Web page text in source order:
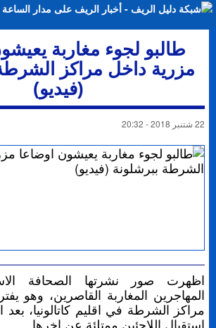
طالبو لجوء مغاربة
مزرية داخل مراكز
(فيديو)
22 شتنبر 2018 - 20:32
اظهرت صور نشرتها الصحافة
المهاجرين المغاربة القاصرين، وهو
مراكز الشرطة في اقليم كاتالونيا،
استقبال اللاجئين ممتلئة عن اخرها.